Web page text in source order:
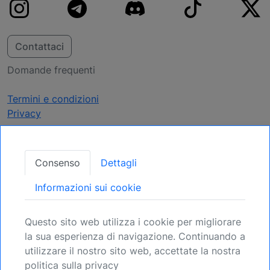
Contattaci
Domande frequenti
Termini e condizioni
Privacy
Ricevi Aggiornamenti
Assicuratevi la vostra posizione: Registratevi
per le prossime opportunità.
Registrati
Consenso Dettagli
Informazioni sui cookie
Questo sito web utilizza i cookie per migliorare
la sua esperienza di navigazione. Continuando a
utilizzare il nostro sito web, accettate la nostra
politica sulla privacy